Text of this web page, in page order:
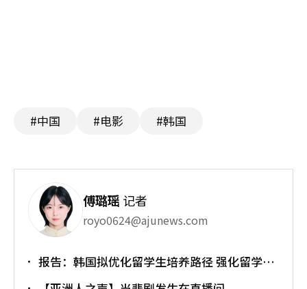
#中国 #电影 #韩国
傅璐瑶 记者
royo0624@ajunews.com
报告：韩国拟优化留学生培养路径 强化留学就